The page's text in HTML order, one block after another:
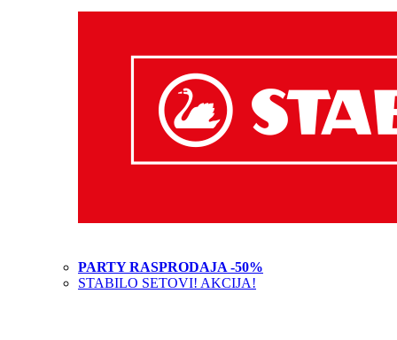
PARTY RASPRODAJA -50%
STABILO SETOVI! AKCIJA!